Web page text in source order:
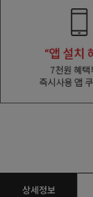
상세정보